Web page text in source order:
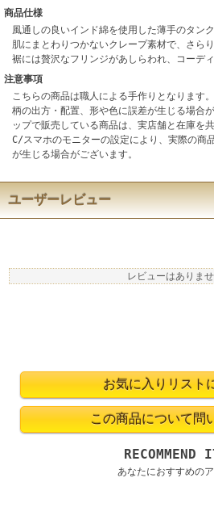
商品仕様
風通しの良いインド綿を使用した薄手のタンク
肌にまとわりつかないクレープ素材で、さら
裾には贅沢なフリンジがあしらわれ、コーデ
注意事項
こちらの商品は職人による手作りとなります
柄の出方・配置、形や色に誤差が生じる場合
ップで販売している商品は、実店舗と在庫を
C/スマホのモニターの設定により、実際の商
が生じる場合がございます。
ユーザーレビュー
レビューはありませ
RECOMMEND
あなたにおすすめの